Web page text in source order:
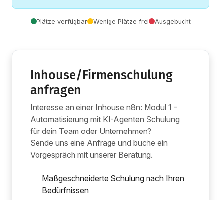
Plätze verfügbar Wenige Plätze frei Ausgebucht
Inhouse/Firmenschulung
anfragen
Interesse an einer Inhouse n8n: Modul 1 -
Automatisierung mit KI-Agenten Schulung
für dein Team oder Unternehmen?
Sende uns eine Anfrage und buche ein
Vorgespräch mit unserer Beratung.
Maßgeschneiderte Schulung nach Ihren
Bedürfnissen